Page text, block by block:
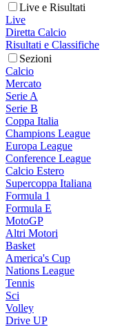
Live e Risultati
Live
Diretta Calcio
Risultati e Classifiche
Sezioni
Calcio
Mercato
Serie A
Serie B
Coppa Italia
Champions League
Europa League
Conference League
Calcio Estero
Supercoppa Italiana
Formula 1
Formula E
MotoGP
Altri Motori
Basket
America's Cup
Nations League
Tennis
Sci
Volley
Drive UP